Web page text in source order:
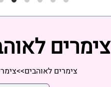
צימרים
צימרים לאוהבים>>